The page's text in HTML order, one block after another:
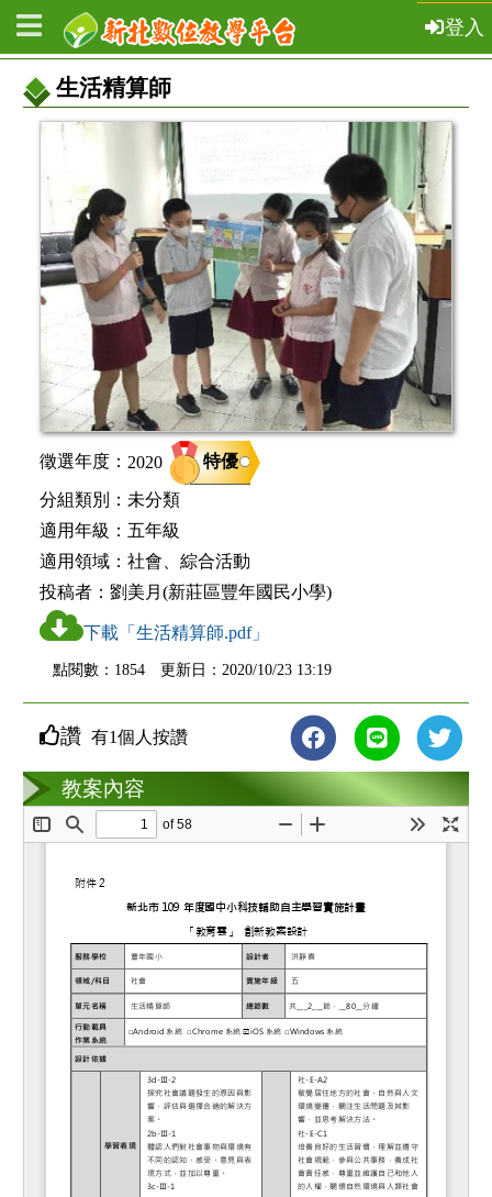
登入
生活精算師
教
案
基
本
資
徵選年度： 2020 特優
分組類別： 未分類
適用年級： 五年級
適用領域： 社會、綜合活動
投稿者： 劉美月(新莊區豐年國民小學)
下載「生活精算師.pdf」
點閱數：1854 更新日：2020/10/23 13:19
教案互動
讚 有1個人按讚
教案內容